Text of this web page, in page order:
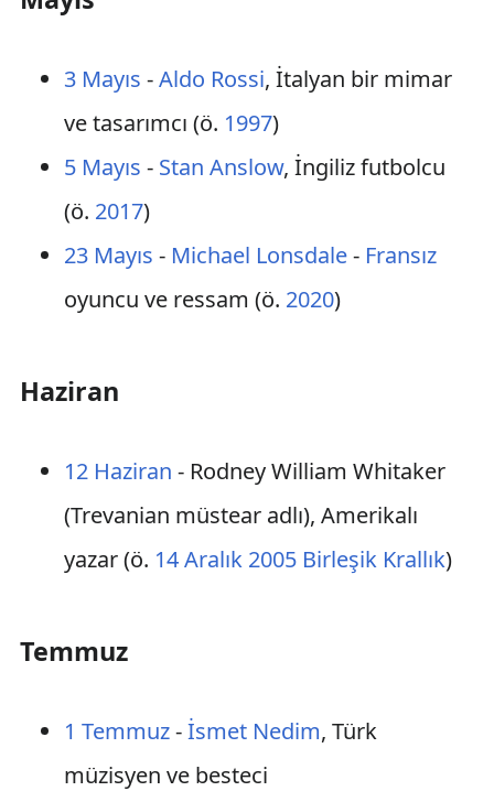
3 Mayıs -Aldo Rossi, İtalyan bir mimar
ve tasarımcı (ö. 1997)
5 Mayıs - Stan Anslow, İngiliz futbolcu
(ö. 2017)
23 Mayıs - Michael Lonsdale- Fransız
oyuncu ve ressam (ö. 2020)
Haziran
12 Haziran - Rodney William Whitaker
(Trevanian müstear adlı), Amerikalı
yazar (ö. 14 Aralık 2005 Birleşik Krallık)
Temmuz
1 Temmuz-İsmet Nedim, Türk
müzisyen ve besteci